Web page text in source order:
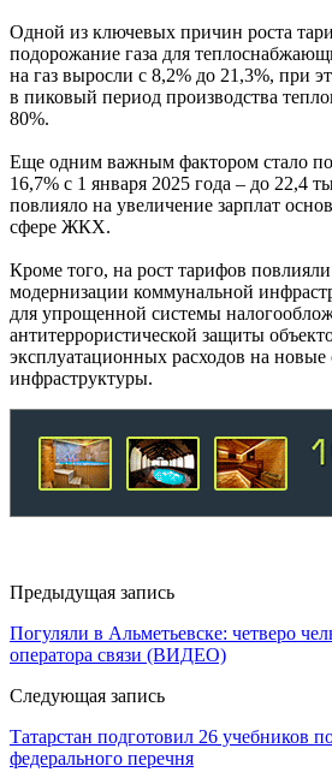
Одной из ключевых причин роста
подорожание газа для
на газ выросли с 8,2% до 21,3%, при
в пиковый период производства
80%.
Еще одним важным фактором стало
16,7% с 1 января 2025 года – до 22,4
повлияло на увеличение зарплат
сфере ЖКХ.
Кроме того, на рост тарифов
модернизации коммунальной
для упрощенной системы
антитеррористической защиты
эксплуатационных расходов на
инфраструктуры.
Предыдущая запись
Погуляли в Альметьевске: четверо
оператора связи (ВИДЕО)
Следующая запись
Татарстан подготовил 26 учебников
федерального перечня